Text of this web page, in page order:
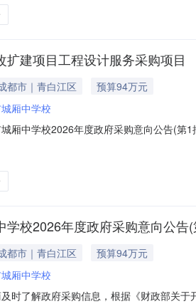
扩建项目工程设计服务采购项目
都市｜青白江区
预算94万元
厢中学校
厢中学校2026年度政府采购意向公告(第
94.000000万元(人民币)采购品目：采购需
学校2026年度政府采购意向公告
都市｜青白江区
预算94万元
厢中学校
时了解政府采购信息，根据《财政部关